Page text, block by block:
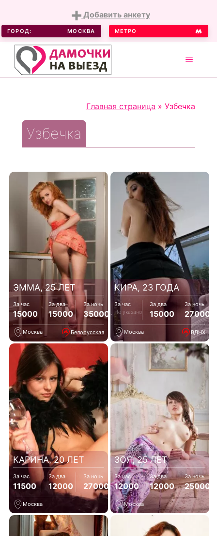
Добавить анкету
ГОРОД: МОСКВА МЕТРО
MENU
Главная страница » Узбечка
Узбечка
ЭММА, 25 ЛЕТ
За час
15000
За два
15000
За ночь
35000
Москва Белорусская
КИРА, 23 ГОДА
За час
Не указано
За два
15000
За ночь
27000
Москва ВДНХ
КАРИНА, 20 ЛЕТ
За час
11500
За два
12000
За ночь
27000
Москва
ЗОЯ, 25 ЛЕТ
За час
12000
За два
12000
За ночь
25000
Москва